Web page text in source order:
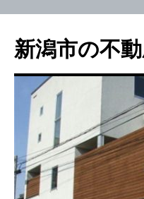
新潟市の不